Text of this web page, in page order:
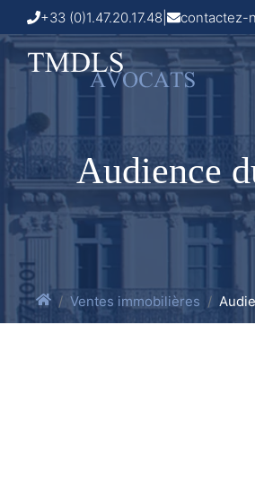
+33 (0)1.47.20.17.48 contactez-
Audience
Ventes immobilières